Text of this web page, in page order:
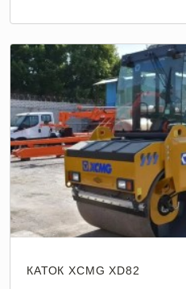
КАТОК XCMG XD82